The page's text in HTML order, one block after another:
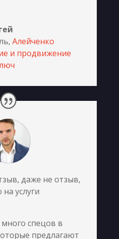
, Алейченко
и продвижение
даже не отзыв,
услуги
спецов в
предлагают